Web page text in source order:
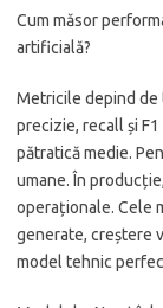
Cum măsor
artificială?
Metricile depind de
precizie, recall și
pătratică medie.
umane. În
operaționale. Cele
generate, creștere
model tehnic